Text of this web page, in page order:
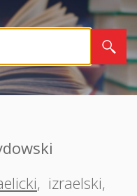
, izraelski,